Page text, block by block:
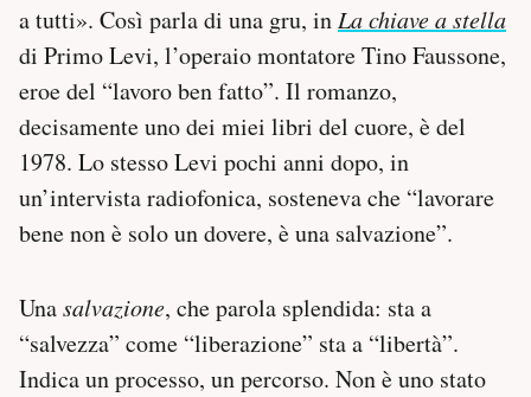
Newsletter
Notifiche mobile
Regala il Post
Hai bisogno di aiuto?
Esci
a tutti». Così parla di una gru, in La chiave a stella
di Primo Levi, l’operaio montatore Tino Faussone,
eroe del “lavoro ben fatto”. Il romanzo,
decisamente uno dei miei libri del cuore, è del
1978. Lo stesso Levi pochi anni dopo, in
un’intervista radiofonica, sosteneva che “lavorare
bene non è solo un dovere, è una salvazione”.
Unasalvazione, che parola splendida: sta a
“salvezza” come “liberazione” sta a “libertà”.
Indica un processo, un percorso. Non è uno stato